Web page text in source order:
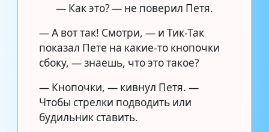
— Как это? — не поверил Петя.
— А вот так! Смотри, — и Тик-Так
показал Пете на какие-то кнопочки
сбоку, — знаешь, что это такое?
— Кнопочки, — кивнул Петя. —
Чтобы стрелки подводить или
будильник ставить.